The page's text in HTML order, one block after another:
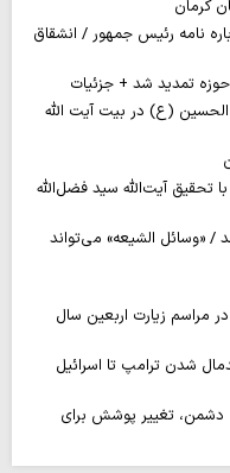
کرمان
نامه رئیس جمهور / انشقاق
تمدید شد + جزئیات
(ع) در بیت آیت الله
تحقیق آیت‌الله سید فضل‌الله
/ «وسائل الشیعه» می‌تواند
مراسم زیارت اربعین سال
«ایکس» از اربعین ۱۴۰۵؛ از لگدمال شدن ترامپ تا اسرائیل
تغییر پوشش برای